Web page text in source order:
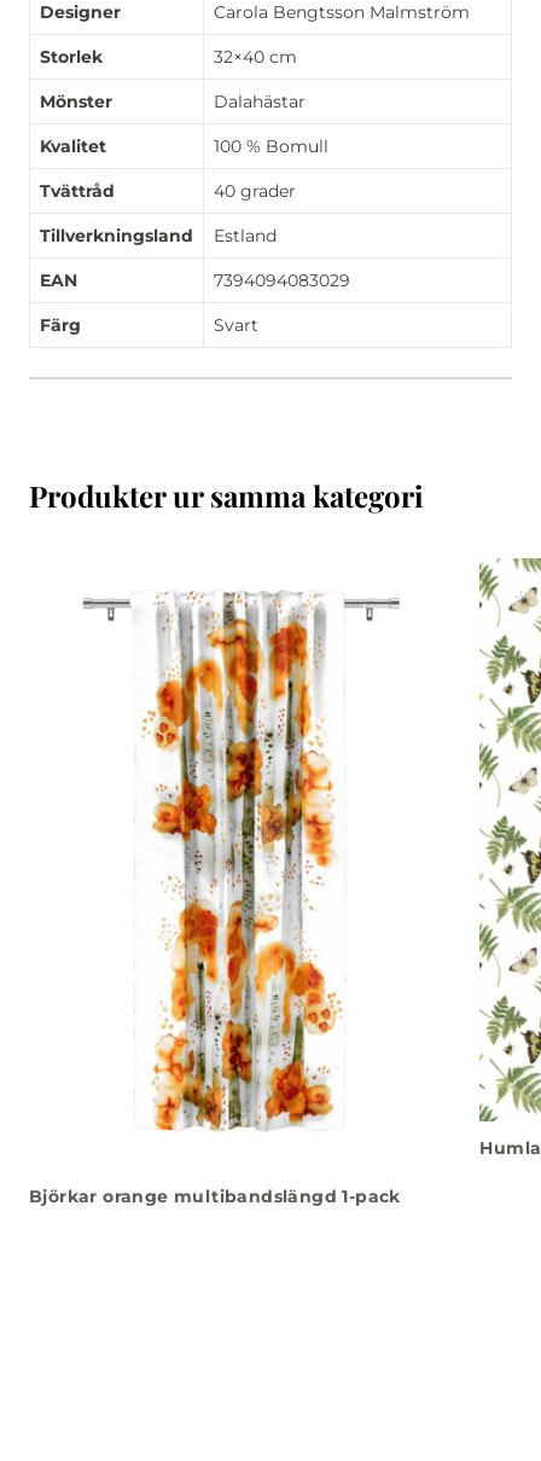
Designer Carola Bengtsson Malmström
Storlek 32×40 cm
Mönster Dalahästar
Kvalitet 100 % Bomull
Tvättråd 40 grader
Tillverkningsland Estland
EAN 7394094083029
Färg Svart
Produkter ur samma kategori
Björkar orange multibandslängd 1-pack